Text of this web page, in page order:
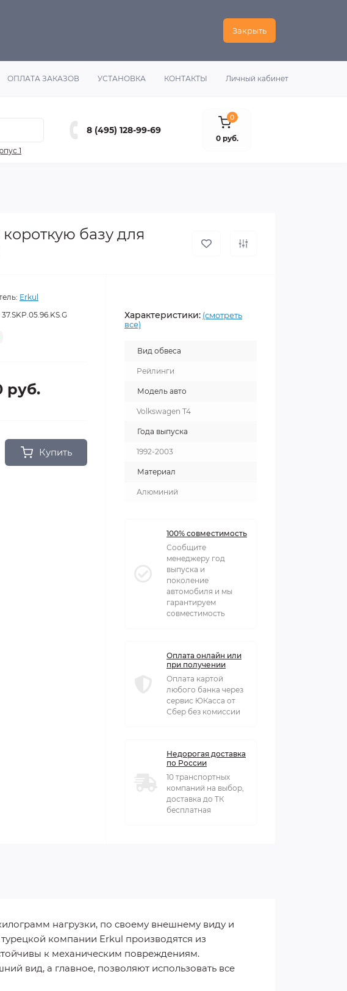
Закрыть
ОПЛАТА ЗАКАЗОВ УСТАНОВКА КОНТАКТЫ Личный кабинет
1
8 (495) 128-99-69
0
0 руб.
базу для
Erkul
37.SKP.05.96.KS.G
руб.
Купить
Характеристики: (смотреть
все)
Вид обвеса
Рейлинги
Модель авто
Volkswagen T4
Года выпуска
1992-2003
Материал
Алюминий
100% совместимость
Сообщите
менеджеру год
выпуска и
поколение
автомобиля и мы
гарантируем
совместимость
Оплата онлайн или
при получении
Оплата картой
любого банка через
сервис ЮКасса от
Сбер без комиссии
Недорогая доставка
по России
10 транспортных
компаний на выбор,
доставка до ТК
бесплатная
нагрузки, по своему внешнему виду и
компании Erkul производятся из
к механическим повреждениям.
вид, а главное, позволяют использовать все